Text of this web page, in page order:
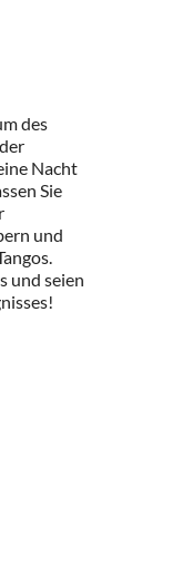
des
Nacht
Sie
und
und seien